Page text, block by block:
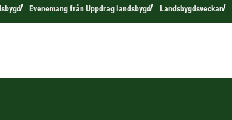
Evenemang från Uppdrag landsbygd Landsbygdsveckan